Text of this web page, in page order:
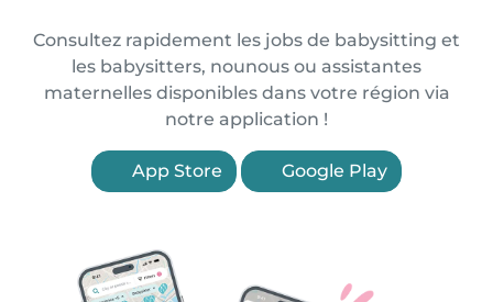
Consultez rapidement les jobs de babysitting et
les babysitters, nounous ou assistantes
maternelles disponibles dans votre région via
notre application !
App Store Google Play